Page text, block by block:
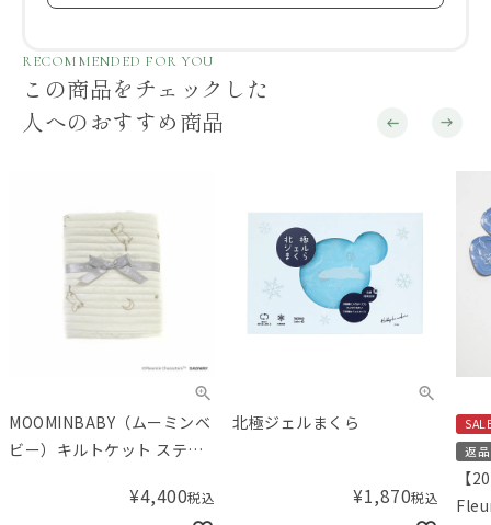
RECOMMENDED FOR YOU
この商品をチェックした
人へのおすすめ商品
MOOMINBABY（ムーミンベ
ビー）キルトケット ステラ
¥4,400税込
北極ジェルまくら
¥1,870税込
返
【